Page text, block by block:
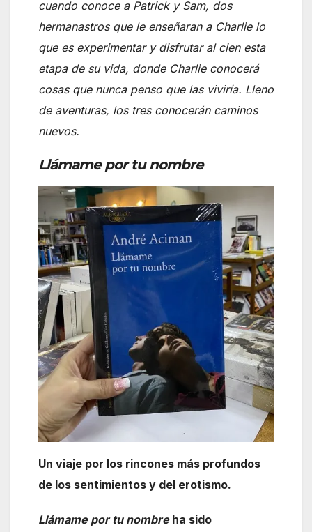
cuando conoce a Patrick y Sam, dos
hermanastros que le enseñaran a Charlie lo
que es experimentar y disfrutar al cien esta
etapa de su vida, donde Charlie conocerá
cosas que nunca penso que las viviría. Lleno
de aventuras, los tres conocerán caminos
nuevos.
Llámame por tu nombre
Un viaje por los rincones más profundos
de los sentimientos y del erotismo.
Llámame por tu nombreha sido